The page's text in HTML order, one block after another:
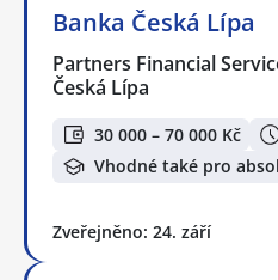
Banka Česká Lípa
Partners Financial
Česká Lípa
30 000 – 70 000 Kč
Vhodné také pro
Zveřejněno: 24. září